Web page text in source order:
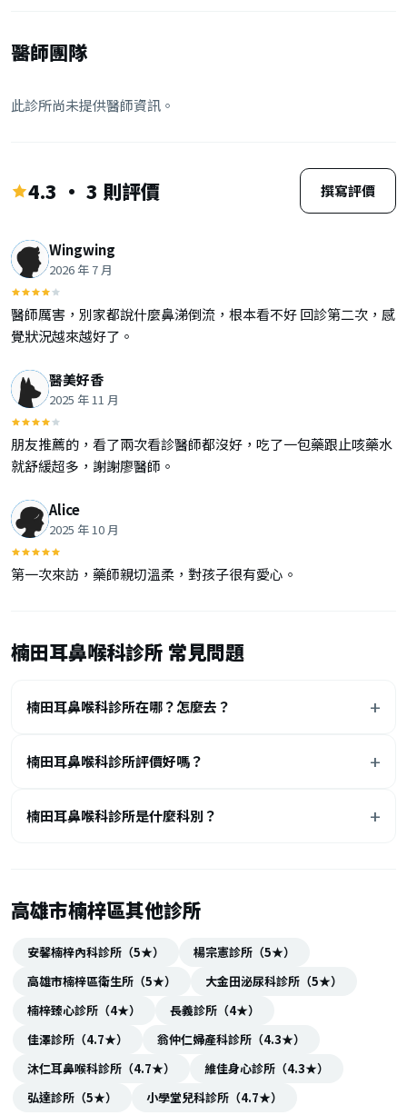
醫師團隊
此診所尚未提供醫師資訊。
4.3 · 3 則評價 撰寫評價
Wingwing
2026 年 7 月
醫師厲害，別家都說什麼鼻涕倒流，根本看不好 回診第二次，感
覺狀況越來越好了。
醫美好香
2025 年 11 月
朋友推薦的，看了兩次看診醫師都沒好，吃了一包藥跟止咳藥水
就舒緩超多，謝謝廖醫師。
Alice
2025 年 10 月
第一次來訪，藥師親切溫柔，對孩子很有愛心。
楠田耳鼻喉科診所 常見問題
楠田耳鼻喉科診所在哪？怎麼去？
楠田耳鼻喉科診所評價好嗎？
楠田耳鼻喉科診所是什麼科別？
高雄市楠梓區其他診所
安馨楠梓內科診所（5★）
楊宗憲診所（5★）
高雄市楠梓區衛生所（5★）
大金田泌尿科診所（5★）
楠梓臻心診所（4★）
長義診所（4★）
佳澤診所（4.7★）
翁仲仁婦產科診所（4.3★）
沐仁耳鼻喉科診所（4.7★）
維佳身心診所（4.3★）
弘達診所（5★）
小學堂兒科診所（4.7★）